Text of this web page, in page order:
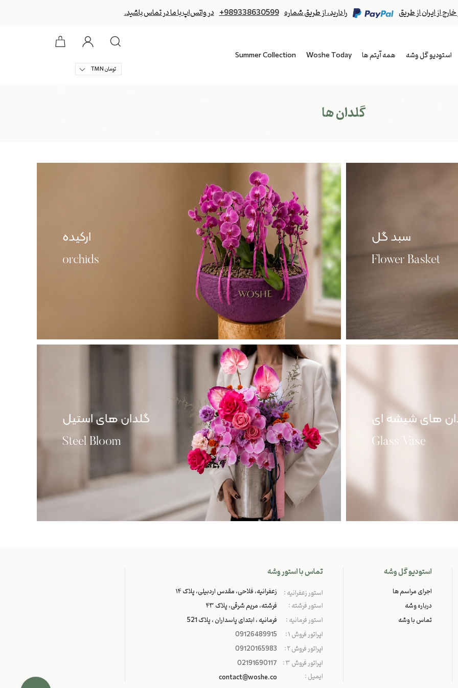
از ایران از طریق را دارید، از طریق شماره +989338630599 در واتس‌اپ با ما در تماس باشید.
استودیو گل وشه همه آیتم ها Woshe Today
Summer Collection
گلدان ها
سبد گل
Flower Basket
ارکیده
orchids
های شیشه ای
Glass Vase
گلدان های استیل
Steel Bloom
استودیو گل وشه
اجرای مراسم ها
درباره وشه
تماس با وشه
تماس با استور وشه
استور زعفرانیه : زعفرانیه، فلاحی، مقدس اردبیلی، پلاک ۱۴
استور فرشته :
فرشته، مریم شرقی، پلاک ۴۳
استور فرمانیه :
فرمانیه ، ابتدای پاسداران ، پلاک 521
اپراتور فروش ۱ :
09126489915
اپراتور فروش ۲ :
09120165983
اپراتور فروش ۳ :
02191690117
ایمیل :
contact@woshe.co